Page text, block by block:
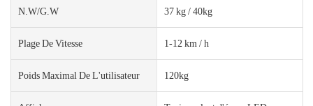
N.W/G.W 37 kg / 40kg
Plage De Vitesse 1-12 km / h
Poids Maximal De L'utilisateur 120kg